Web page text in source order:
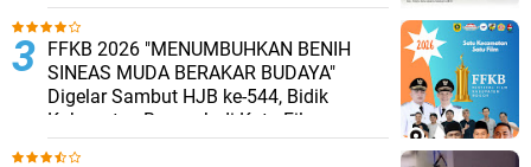
FFKB 2026 "MENUMBUHKAN BENIH
SINEAS MUDA BERAKAR BUDAYA"
Digelar Sambut HJB ke-544, Bidik
Kabupaten Bogor Jadi Kota Film